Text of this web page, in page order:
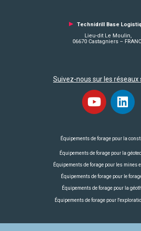
► Technidrill Base
Lieu-dit Le Moulin,
06670 Castagniers –
Suivez-nous sur les réseaux
Équipements de forage pour la
Équipements de forage pour la
Équipements de forage pour les mines
Équipements de forage pour le
Équipements de forage pour la
Équipements de forage pour